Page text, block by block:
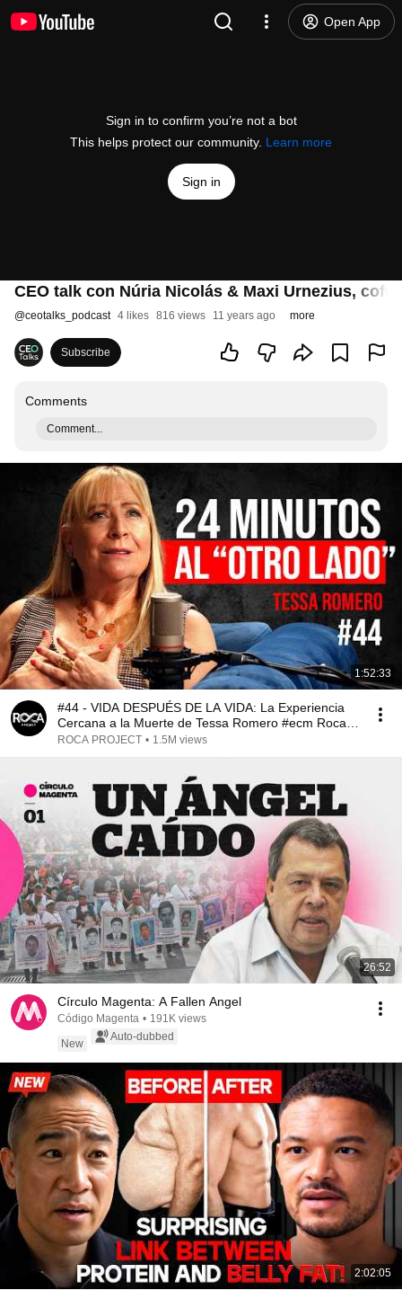
Open App
Sign in to confirm you’re not a bot
This helps protect our community. Learn more
Sign in
CEO talk con Núria Nicolás & Maxi Urnezius,
@ceotalks_podcast 4 likes 816 views 11 years ago more
Subscribe
Comments
Comment...
1:52:33
#44 - VIDA DESPUÉS DE LA VIDA: La Experiencia
Cercana a la Muerte de Tessa Romero #ecm Roca
Project
ROCA PROJECT • 1.5M views
26:52
Círculo Magenta: A Fallen Angel
Código Magenta • 191K views
New
Auto-dubbed
2:02:05